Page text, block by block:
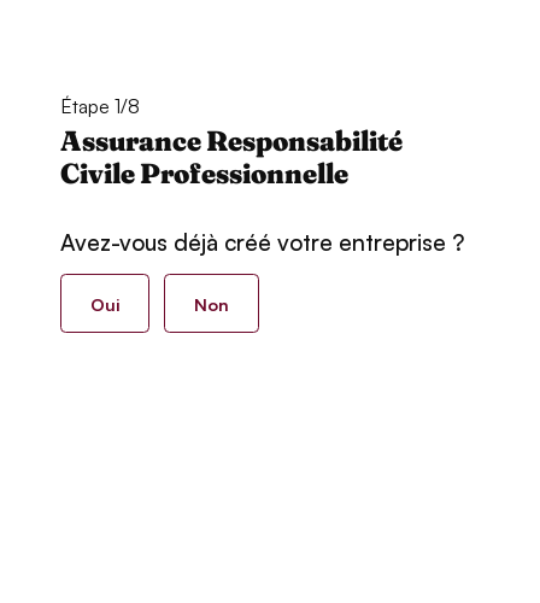
Étape 1/8
Assurance Responsabilité
Civile Professionnelle
Avez-vous déjà créé votre entreprise ?
Oui Non